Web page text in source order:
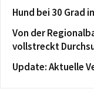
Hund bei 30 Grad
Von der
vollstreckt
Update: Aktuelle